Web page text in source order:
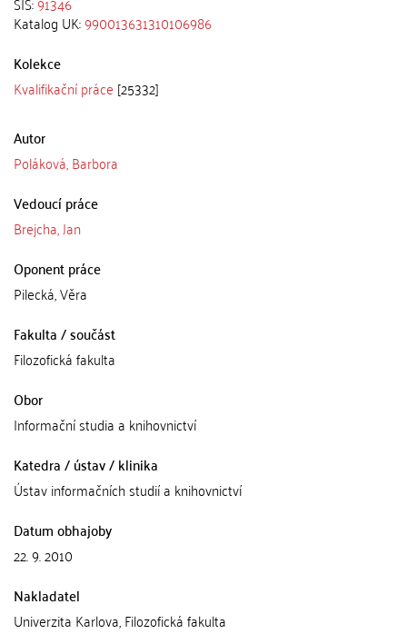
Katalog UK:990013631310106986
Kolekce
Kvalifikační práce [25332]
Autor
Poláková, Barbora
Vedoucí práce
Brejcha, Jan
Oponent práce
Pilecká, Věra
Fakulta / součást
Filozofická fakulta
Obor
Informační studia a knihovnictví
Katedra / ústav / klinika
Ústav informačních studií a knihovnictví
Datum obhajoby
22. 9. 2010
Nakladatel
Univerzita Karlova, Filozofická fakulta